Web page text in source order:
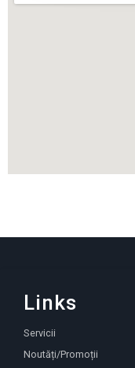
Links
Servicii
Noutăți/Promoții